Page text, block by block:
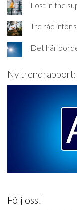
Lost in the
Tre råd inför
Det här
Ny
Följ oss!